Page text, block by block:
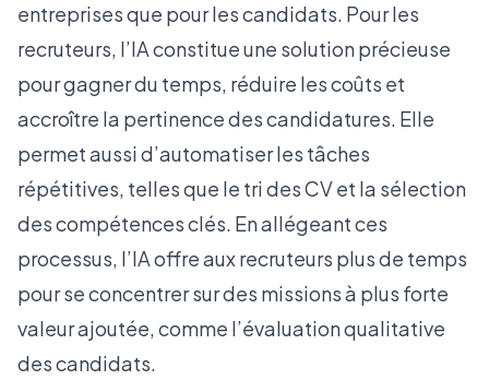
entreprises que pour les candidats. Pour les
recruteurs, l’IA constitue une solution précieuse
pour gagner du temps, réduire les coûts et
accroître la pertinence des candidatures. Elle
permet aussi d’automatiser les tâches
répétitives, telles que le tri des CV et la sélection
des compétences clés. En allégeant ces
processus, l’IA offre aux recruteurs plus de temps
pour se concentrer sur des missions à plus forte
valeur ajoutée, comme l’évaluation qualitative
des candidats.